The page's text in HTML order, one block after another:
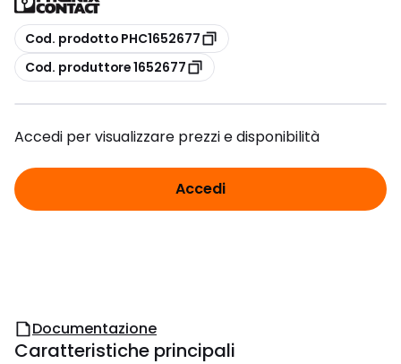
copia
Cod. prodotto PHC1652677
copia
Cod. produttore 1652677
Accedi per visualizzare prezzi e disponibilità
Accedi
Documentazione
Caratteristiche principali